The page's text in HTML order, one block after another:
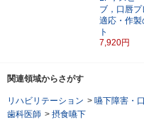
ブ，口唇
適応・作製
ト
7,920円
関連領域からさがす
リハビリテーション > 嚥下障害・
歯科医師 > 摂食嚥下